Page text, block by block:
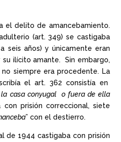
el delito de amancebamiento.
(art. 349) se castigaba
seis años) y únicamente eran
ilícito amante. Sin embargo,
siempre era procedente. La
el art. 362 consistía en
la casa conyugal o fuera de ella
con prisión correccional, siete
” con el destierro.
de 1944 castigaba con prisión